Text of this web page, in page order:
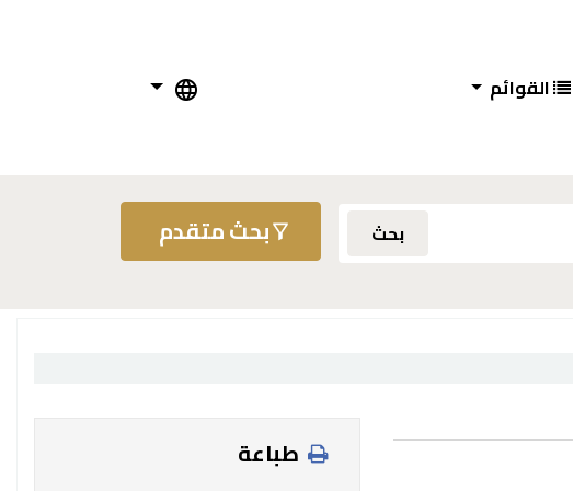
القوائم
بحث بحث متقدم
طباعة